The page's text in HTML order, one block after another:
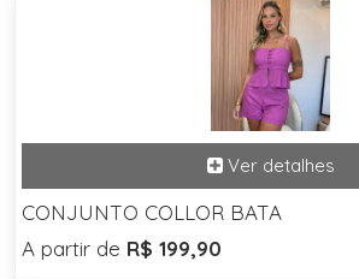
CONJUNTO COLLOR BATA
A partir de R$ 199,90